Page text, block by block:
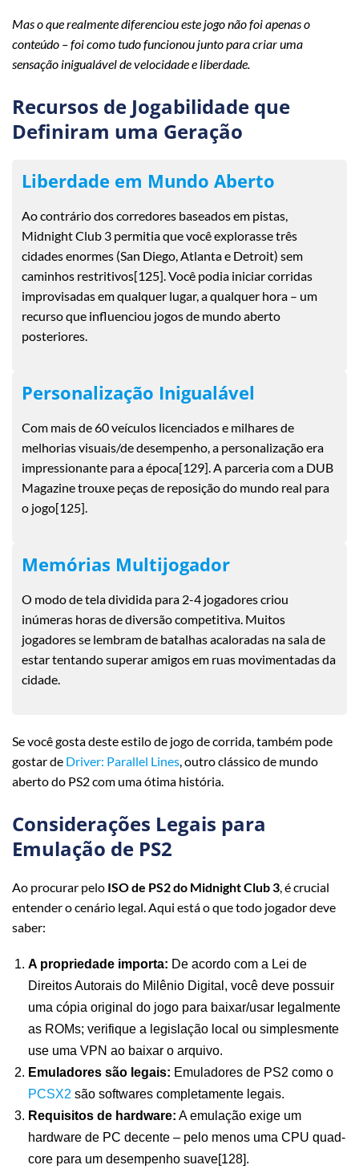
Mas o que realmente diferenciou este jogo não foi apenas o
conteúdo – foi como tudo funcionou junto para criar uma
sensação inigualável de velocidade e liberdade.
Recursos de Jogabilidade que
Definiram uma Geração
Liberdade em Mundo Aberto
Ao contrário dos corredores baseados em pistas,
Midnight Club 3 permitia que você explorasse três
cidades enormes (San Diego, Atlanta e Detroit) sem
caminhos restritivos[125]. Você podia iniciar corridas
improvisadas em qualquer lugar, a qualquer hora – um
recurso que influenciou jogos de mundo aberto
posteriores.
Personalização Inigualável
Com mais de 60 veículos licenciados e milhares de
melhorias visuais/de desempenho, a personalização era
impressionante para a época[129]. A parceria com a DUB
Magazine trouxe peças de reposição do mundo real para
o jogo[125].
Memórias Multijogador
O modo de tela dividida para 2-4 jogadores criou
inúmeras horas de diversão competitiva. Muitos
jogadores se lembram de batalhas acaloradas na sala de
estar tentando superar amigos em ruas movimentadas da
cidade.
Se você gosta deste estilo de jogo de corrida, também pode
gostar de Driver: Parallel Lines, outro clássico de mundo
aberto do PS2 com uma ótima história.
Considerações Legais para
Emulação de PS2
Ao procurar pelo ISO de PS2 do Midnight Club 3, é crucial
entender o cenário legal. Aqui está o que todo jogador deve
saber:
A propriedade importa: De acordo com a Lei de
Direitos Autorais do Milênio Digital, você deve possuir
uma cópia original do jogo para baixar/usar legalmente
as ROMs; verifique a legislação local ou simplesmente
use uma VPN ao baixar o arquivo.
Emuladores são legais: Emuladores de PS2 como o
PCSX2 são softwares completamente legais.
Requisitos de hardware: A emulação exige um
hardware de PC decente – pelo menos uma CPU quad-
core para um desempenho suave[128].